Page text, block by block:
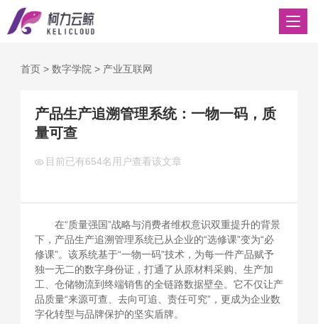
首页> 数字学院 > 产业互联网
产品生产追溯管理系统：一物一码，质
量可查
目前已有654名用户查看该文章
在“质量强国”战略与消费者维权意识双重提升的背景
下，产品生产追溯管理系统已从企业的“选修课”变为“必
修课”。该系统基于“一物一码”技术，为每一件产品赋予
独一无二的数字身份证，打通了从原材料采购、生产加
工、仓储物流到终端销售的全链路数据壁垒。它不仅让产
品质量“来源可查、去向可追、责任可究”，更成为企业数
字化转型与品牌保护的坚实盾牌。